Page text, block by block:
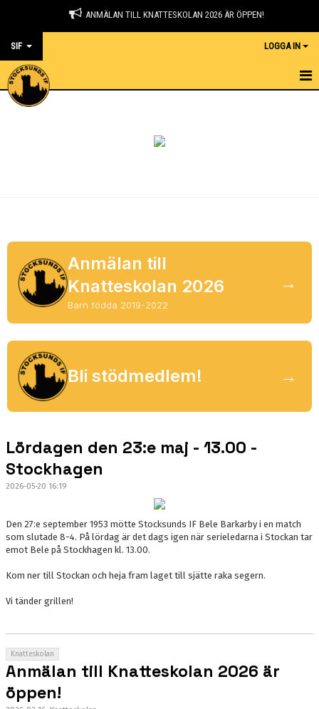
ANMÄLAN TILL KNATTESKOLAN 2026 ÄR ÖPPEN!
SIF LOGGA IN
HEM
KALENDER
MATCHER
SPONSORER
CAMPER
STOCKANCUPEN
Anmälan till
Knatteskolan 2026
Barn födda 2019-2022
→
Bli stödmedlem! →
Lördagen den 23:e maj - 13.00 -
Stockhagen
2026-05-20 16:19
Den 27:e september 1953 mötte Stocksunds IF Bele Barkarby i en match
som slutade 8-4. På lördag är det dags igen när serieledarna i Stockan tar
emot Bele på Stockhagen kl. 13.00.
Kom ner till Stockan och heja fram laget till sjätte raka segern.
Vi tänder grillen!
Knatteskolan
Anmälan till Knatteskolan 2026 är
öppen!